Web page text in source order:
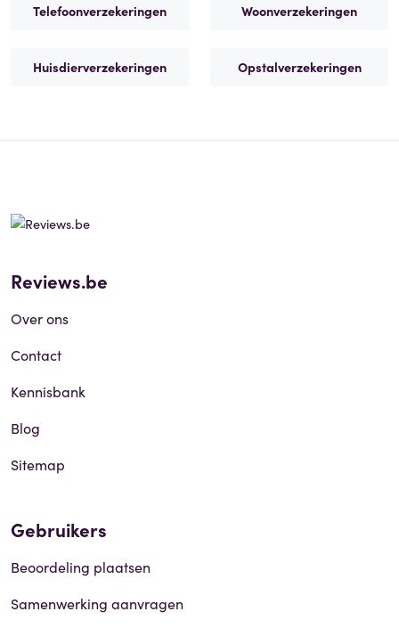
Telefoonverzekeringen Woonverzekeringen
Huisdierverzekeringen Opstalverzekeringen
Reviews.be
Over ons
Contact
Kennisbank
Blog
Sitemap
Gebruikers
Beoordeling plaatsen
Samenwerking aanvragen